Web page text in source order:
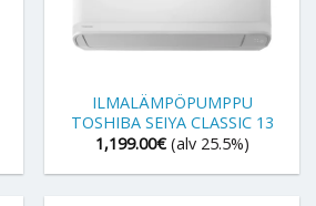
ILMALÄMPÖPUMPPU
TOSHIBA SEIYA CLASSIC 13
1,199.00€ (alv 25.5%)